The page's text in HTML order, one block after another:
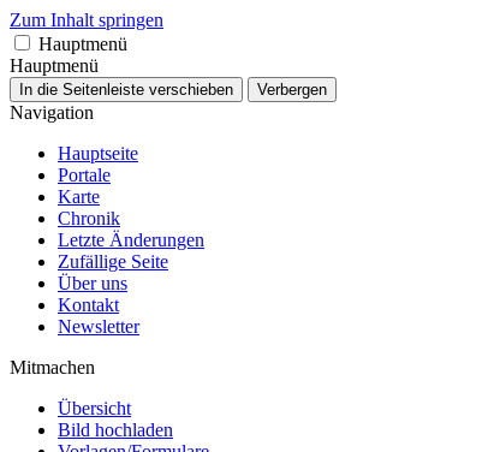
Zum Inhalt springen
Hauptmenü
Hauptmenü
In die Seitenleiste verschieben Verbergen
Navigation
Hauptseite
Portale
Karte
Chronik
Letzte Änderungen
Zufällige Seite
Über uns
Kontakt
Newsletter
Mitmachen
Übersicht
Bild hochladen